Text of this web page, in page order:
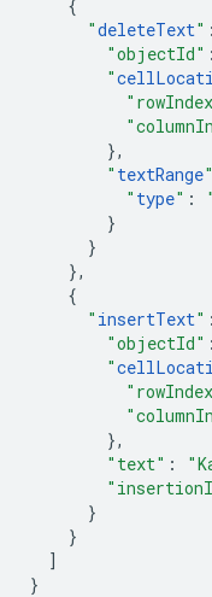
{
"deleteText" :
"objectId" :
"
},
" textRange"
" type" :
}
}
},
{
" insertText" :
"objectId" :
"
},
"text" :
}
}
]
}